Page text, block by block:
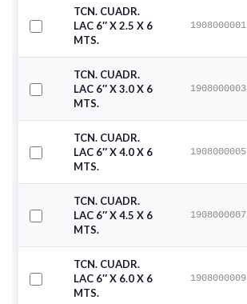
TCN. CUADR.
LAC 6″ X 2.5 X 6
MTS.
1908000001
TCN. CUADR.
LAC 6″ X 3.0 X 6
MTS.
1908000003
TCN. CUADR.
LAC 6″ X 4.0 X 6
MTS.
1908000005
TCN. CUADR.
LAC 6″ X 4.5 X 6
MTS.
1908000007
TCN. CUADR.
LAC 6″ X 6.0 X 6
MTS.
1908000009